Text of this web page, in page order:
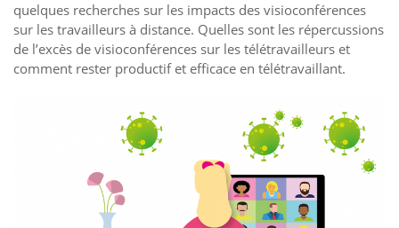
quelques recherches sur les impacts des visioconférences
sur les travailleurs à distance. Quelles sont les répercussions
de l’excès de visioconférences sur les télétravailleurs et
comment rester productif et efficace en télétravaillant.